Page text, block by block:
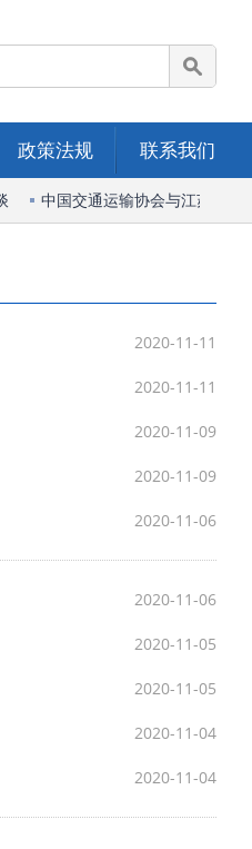
政策法规 联系我们
中国交通运输协会与江苏省综
2020-11-11
2020-11-11
2020-11-09
2020-11-09
2020-11-06
2020-11-06
2020-11-05
2020-11-05
2020-11-04
2020-11-04